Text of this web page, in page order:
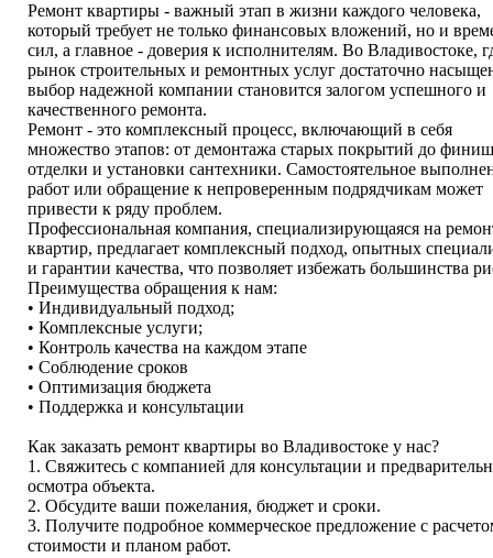
Ремонт квартиры - важный этап в жизни каждого человека,
который требует не только финансовых вложений, но и
сил, а главное - доверия к исполнителям. Во Владивостоке,
рынок строительных и ремонтных услуг достаточно
выбор надежной компании становится залогом успешного и
качественного ремонта.
Ремонт - это комплексный процесс, включающий в себя
множество этапов: от демонтажа старых покрытий до
отделки и установки сантехники. Самостоятельное
работ или обращение к непроверенным подрядчикам может
привести к ряду проблем.
Профессиональная компания, специализирующаяся на
квартир, предлагает комплексный подход, опытных
и гарантии качества, что позволяет избежать большинства
Преимущества обращения к нам:
• Индивидуальный подход;
• Комплексные услуги;
• Контроль качества на каждом этапе
• Соблюдение сроков
• Оптимизация бюджета
• Поддержка и консультации
Как заказать ремонт квартиры во Владивостоке у нас?
1. Свяжитесь с компанией для консультации и
осмотра объекта.
2. Обсудите ваши пожелания, бюджет и сроки.
3. Получите подробное коммерческое предложение с
стоимости и планом работ.